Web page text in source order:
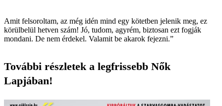
Amit felsoroltam, az még idén mind egy kötetben jelenik meg, ez
körülbelül hetven szám! Jó, tudom, agyrém, biztosan ezt fogják
mondani. De nem érdekel. Valamit be akarok fejezni.”
További részletek a legfrissebb Nők
Lapjában!